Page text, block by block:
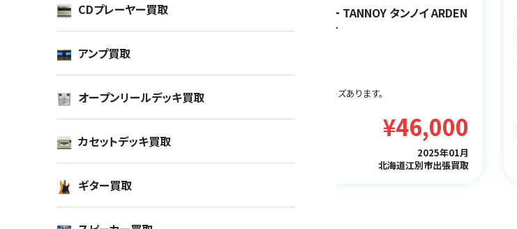
スピーカー TANNOY タンノイ
EDINBURGH
オーディオ
¥100,000
静岡県藤枝市出張買取
スピーカー TANNOY タンノイ ARDEN
オーディオ
外装欠け、キズあります。
¥46,000
2025年01月
北海道江別市出張買取
CDプレーヤー買取
アンプ買取
オープンリールデッキ買取
カセットデッキ買取
ギター買取